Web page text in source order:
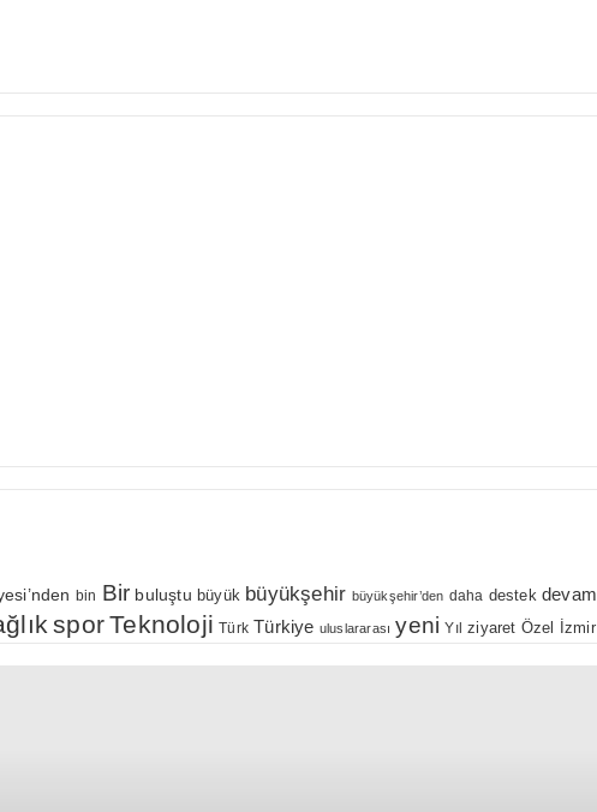
bin Bir buluştu büyük büyükşehir büyükşehir’den daha destek devam
sporTeknoloji Türk Türkiye uluslararası yeni Yıl ziyaret Özel İzmir